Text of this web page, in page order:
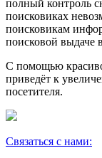
полный контроль
поисковиках
поисковикам
поисковой выдаче
С помощью
приведёт к
посетителя.
Связаться с нами: